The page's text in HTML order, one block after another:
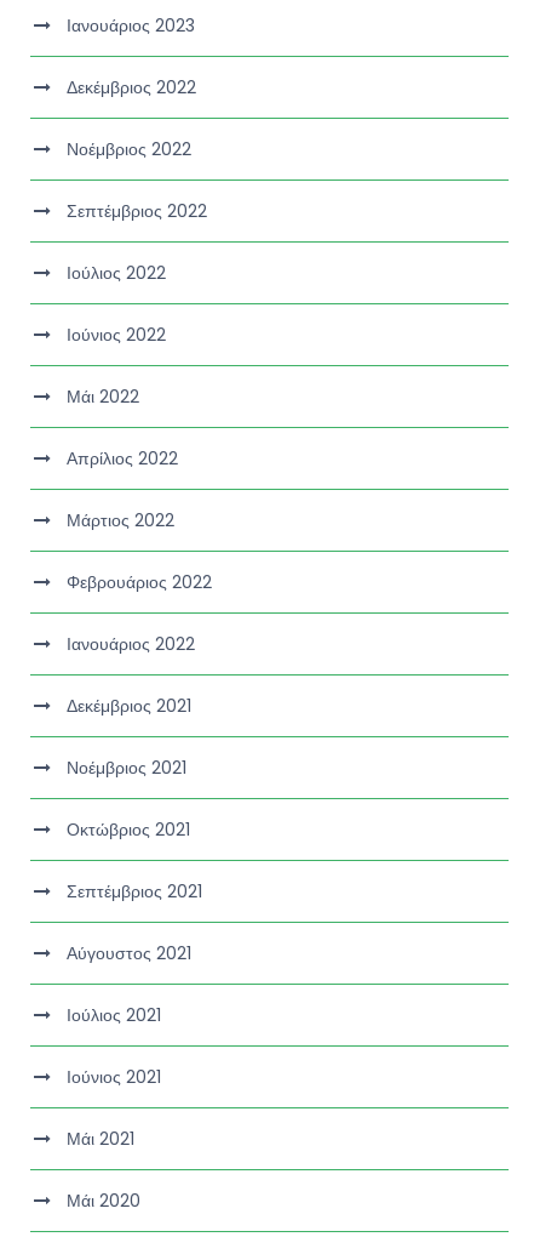
Ιανουάριος 2023
Δεκέμβριος 2022
Νοέμβριος 2022
Σεπτέμβριος 2022
Ιούλιος 2022
Ιούνιος 2022
Μάι 2022
Απρίλιος 2022
Μάρτιος 2022
Φεβρουάριος 2022
Ιανουάριος 2022
Δεκέμβριος 2021
Νοέμβριος 2021
Οκτώβριος 2021
Σεπτέμβριος 2021
Αύγουστος 2021
Ιούλιος 2021
Ιούνιος 2021
Μάι 2021
Μάι 2020